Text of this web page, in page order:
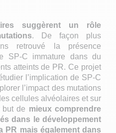
suggèrent un rôle
. De façon plus
retrouvé la présence
SP-C immature dans du
atteints de PR. Ce projet
l’implication de SP-C
l’impact des mutations
cellules alvéolaires et sur
but de mieux comprendre
dans le développement
PR mais également dans